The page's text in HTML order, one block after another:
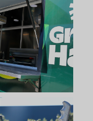
Български
Nederlands (België)
हिन्दी
Norsk bokmål
Slovenčina
Svenska